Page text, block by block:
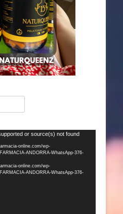
or source(s) not found
online.com/wp-
ANDORRA-WhatsApp-376-
online.com/wp-
ANDORRA-WhatsApp-376-